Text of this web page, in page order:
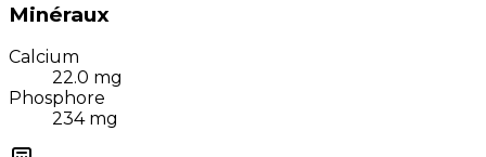
Minéraux
Calcium
22.0 mg
Phosphore
234 mg